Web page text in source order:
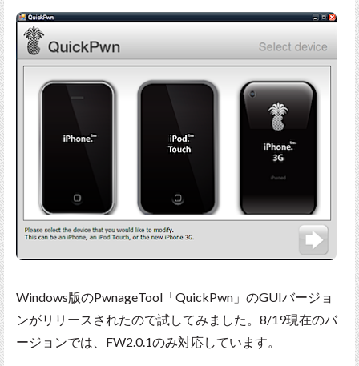
Windows版のPwnageTool「QuickPwn」のGUIバージョ
ンがリリースされたので試してみました。8/19現在のバ
ージョンでは、FW2.0.1のみ対応しています。